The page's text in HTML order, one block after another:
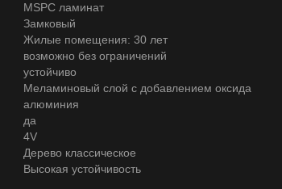
MSPC ламинат
Замковый
Жилые помещения: 30 лет
возможно без ограничений
устойчиво
Меламиновый слой с добавлением оксида
алюминия
да
4V
Дерево классическое
Высокая устойчивость